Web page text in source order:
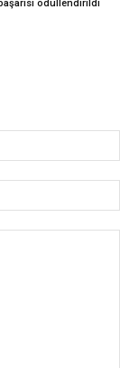
başarısı ödüllendirildi